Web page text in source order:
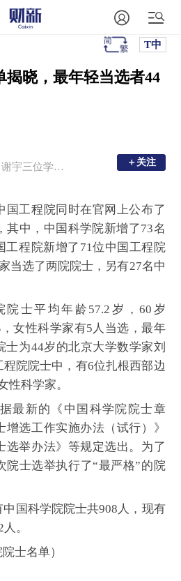
T中
揭晓，最年轻当选者44
由饶毅、鲁白、谢宇三位学者创办的移动新媒体平台，现任主编为周忠和、毛淑德、夏志宏。 ＋关注
＋关注
国工程院同时在官网上公布了
其中，中国科学院新增了73名
工程院新增了 71位中国工程院
当选了两院院士，另有27名中
士平均年龄57.2岁，60岁
，女性科学家有5人当选，最年
士为44岁的北京大学数学家刘
院院士中，有6位扎根西部边
性科学家。
最新的《中国科学院院士章
选工作实施办法（试行）》
选举办法》等规定选出。为了
院士选举执行了“最严格”的院
国科学院院士共908人，现有
。
士名单）